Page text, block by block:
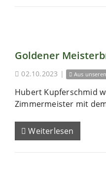
Goldener
02.10.2023 | Aus
Hubert Kupferschmid
Zimmermeister mit
Weiterlesen